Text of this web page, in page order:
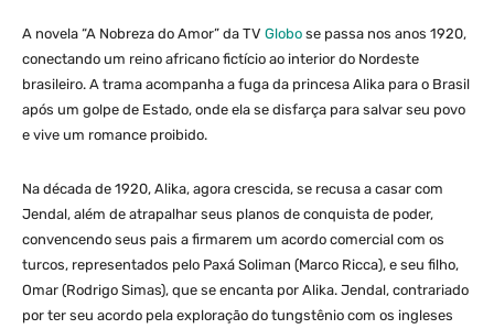
A novela “A Nobreza do Amor” da TV Globo se passa nos anos 1920,
conectando um reino africano fictício ao interior do Nordeste
brasileiro. A trama acompanha a fuga da princesa Alika para o Brasil
após um golpe de Estado, onde ela se disfarça para salvar seu povo
e vive um romance proibido.
Na década de 1920, Alika, agora crescida, se recusa a casar com
Jendal, além de atrapalhar seus planos de conquista de poder,
convencendo seus pais a firmarem um acordo comercial com os
turcos, representados pelo Paxá Soliman (Marco Ricca), e seu filho,
Omar (Rodrigo Simas), que se encanta por Alika. Jendal, contrariado
por ter seu acordo pela exploração do tungstênio com os ingleses